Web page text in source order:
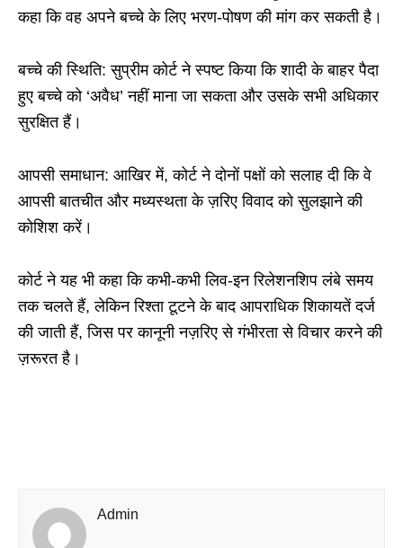
कहा कि वह अपने बच्चे के लिए भरण-पोषण की मांग कर सकती है।
बच्चे की स्थिति: सुप्रीम कोर्ट ने स्पष्ट किया कि शादी के बाहर पैदा
हुए बच्चे को ‘अवैध’ नहीं माना जा सकता और उसके सभी अधिकार
सुरक्षित हैं।
आपसी समाधान: आखिर में, कोर्ट ने दोनों पक्षों को सलाह दी कि वे
आपसी बातचीत और मध्यस्थता के ज़रिए विवाद को सुलझाने की
कोशिश करें।
कोर्ट ने यह भी कहा कि कभी-कभी लिव-इन रिलेशनशिप लंबे समय
तक चलते हैं, लेकिन रिश्ता टूटने के बाद आपराधिक शिकायतें दर्ज
की जाती हैं, जिस पर कानूनी नज़रिए से गंभीरता से विचार करने की
ज़रूरत है।
Admin